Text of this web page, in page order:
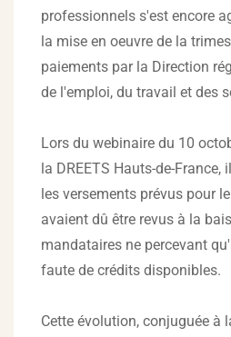
professionnels s'est encore
la mise en oeuvre de la
paiements par la Direction
de l'emploi, du travail et des
Lors du webinaire du 10
la DREETS Hauts-de-France,
les versements prévus pour
avaient dû être revus à la
mandataires ne percevant
faute de crédits disponibles.
Cette évolution, conjuguée à